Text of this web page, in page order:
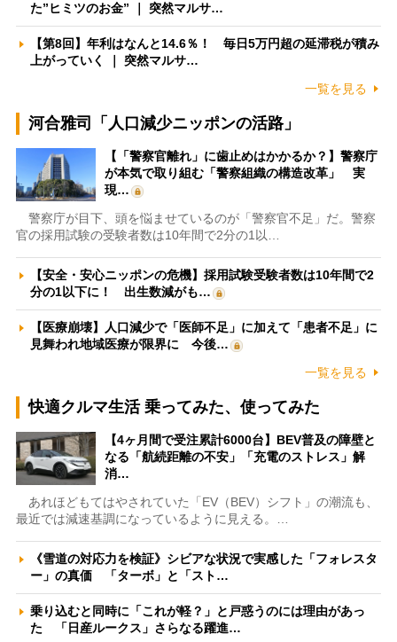
た”ヒミツのお金” ｜ 突然マルサ…
【第8回】年利はなんと14.6％！ 毎日5万円超の延滞税が積み
上がっていく ｜ 突然マルサ…
一覧を見る
河合雅司「人口減少ニッポンの活路」
【「警察官離れ」に歯止めはかかるか？】警察庁
が本気で取り組む「警察組織の構造改革」 実
現…
警察庁が目下、頭を悩ませているのが「警察官不足」だ。警察
官の採用試験の受験者数は10年間で2分の1以…
【安全・安心ニッポンの危機】採用試験受験者数は10年間で2
分の1以下に！ 出生数減がも…
【医療崩壊】人口減少で「医師不足」に加えて「患者不足」に
見舞われ地域医療が限界に 今後…
一覧を見る
快適クルマ生活 乗ってみた、使ってみた
【4ヶ月間で受注累計6000台】BEV普及の障壁と
なる「航続距離の不安」「充電のストレス」解
消…
あれほどもてはやされていた「EV（BEV）シフト」の潮流も、
最近では減速基調になっているように見える。…
《雪道の対応力を検証》シビアな状況で実感した「フォレスタ
ー」の真価 「ターボ」と「スト…
乗り込むと同時に「これが軽？」と戸惑うのには理由があっ
た 「日産ルークス」さらなる躍進…